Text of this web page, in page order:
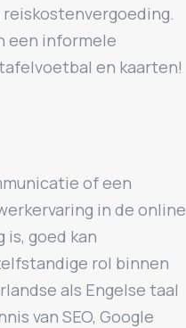
een informele
en kaarten!
of een
in de online
goed kan
rol binnen
als Engelse taal
van SEO, Google